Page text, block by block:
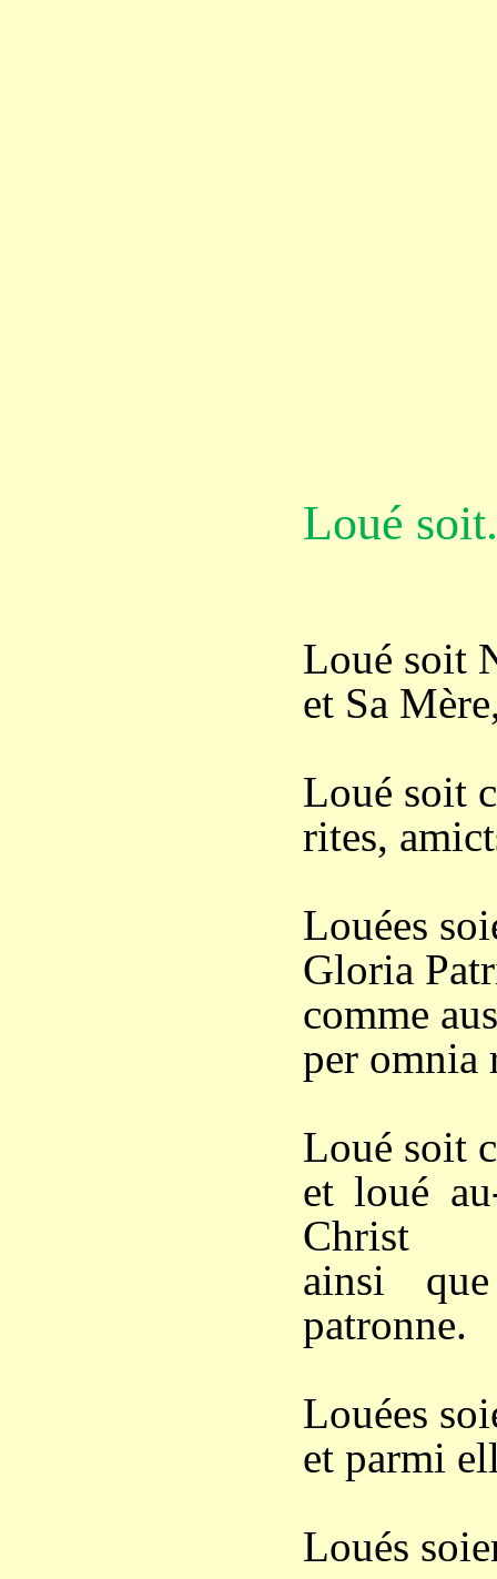
Loué
Loué soit
et Sa
Loué soit
rites,
Louées
Gloria
comme
per omnia
Loué soit
et loué
Christ
ainsi
patronne.
Louées
et parmi
Loués